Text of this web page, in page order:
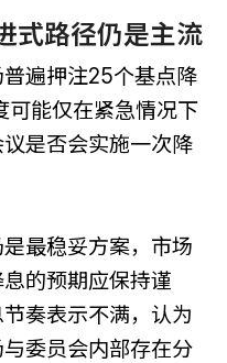
式路径仍是主流
遍押注25个基点降
可能仅在紧急情况下
是否会实施一次降
最稳妥方案，市场
的预期应保持谨
奏表示不满，认为
委员会内部存在分